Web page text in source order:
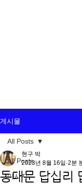
게시물
All Posts
마사지
All Posts
동대문 답십리
현구 박
2023년 8월 16일 2분